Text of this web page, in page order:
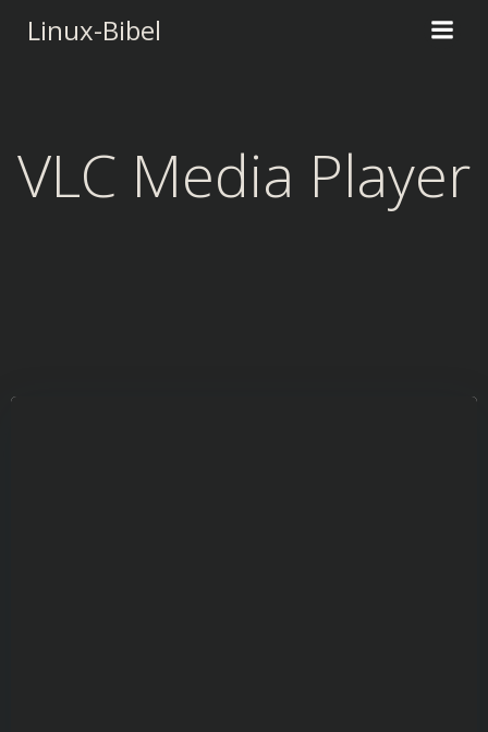
Linux-Bibel
VLC Media Player